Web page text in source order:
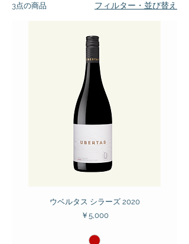
3点の商品 フィルター・並び替え
ウベルタス シラーズ 2020
価格
￥5,000